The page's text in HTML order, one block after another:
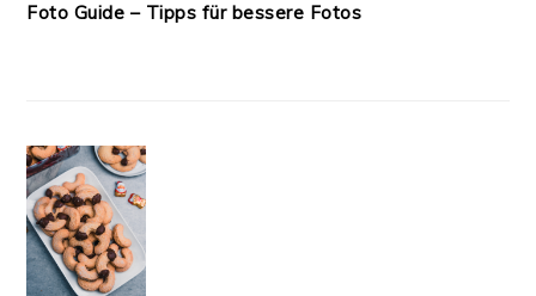
Foto Guide – Tipps für bessere Fotos